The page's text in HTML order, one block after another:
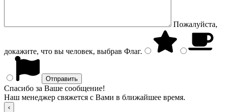
Пожалуйста,
докажите, что вы человек, выбрав Флаг.
Спасибо за Ваше сообщение!
Наш менеджер свяжется с Вами в ближайшее время.